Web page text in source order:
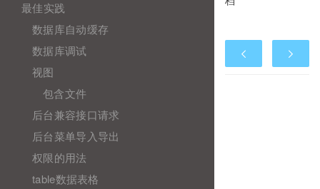
最佳实践
数据库自动缓存
数据库调试
视图
包含文件
后台兼容接口请求
后台菜单导入导出
权限的用法
table数据表格